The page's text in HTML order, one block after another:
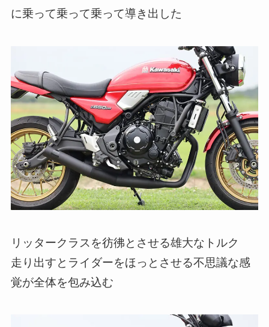
に乗って乗って乗って導き出した
リッタークラスを彷彿とさせる雄大なトルク
走り出すとライダーをほっとさせる不思議な感
覚が全体を包み込む